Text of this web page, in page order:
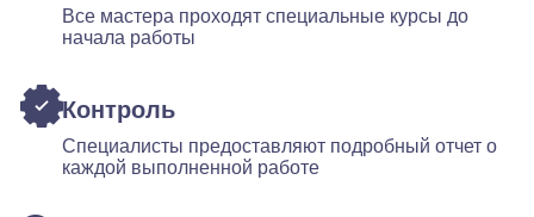
Все мастера проходят специальные курсы до
начала работы
Контроль
Специалисты предоставляют подробный отчет о
каждой выполненной работе